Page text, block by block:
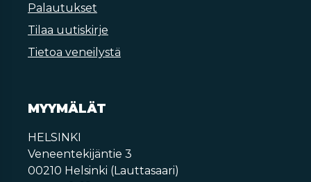
Palautukset
Tilaa uutiskirje
Tietoa veneilystä
MYYMÄLÄT
HELSINKI
Veneentekijäntie 3
00210 Helsinki (Lauttasaari)